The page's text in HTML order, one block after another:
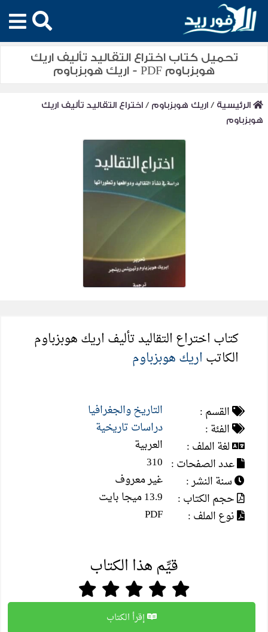
تحميل كتاب اختراع التقاليد تأليف اريك
هوبزباوم PDF - اريك هوبزباوم
الرئيسية /اريك هوبزباوم /اختراع التقاليد تأليف اريك
هوبزباوم
كتاب اختراع التقاليد تأليف اريك هوبزباوم
الكاتب اريك هوبزباوم
القسم :
التاريخ والجغرافيا
الفئة :
دراسات تاريخية
لغة الملف :
العربية
عدد الصفحات : 310
سنة النشر :
غير معروف
حجم الكتاب :
13.9 ميجا بايت
نوع الملف :
PDF
قيِّم هذا الكتاب
إقرأ الكتاب